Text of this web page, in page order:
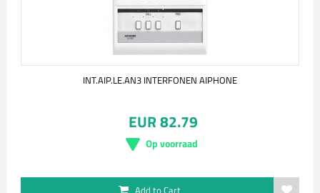
INT.AIP.LE.AN3 INTERFONEN AIPHONE
EUR 82.79
Op voorraad
Add to Cart